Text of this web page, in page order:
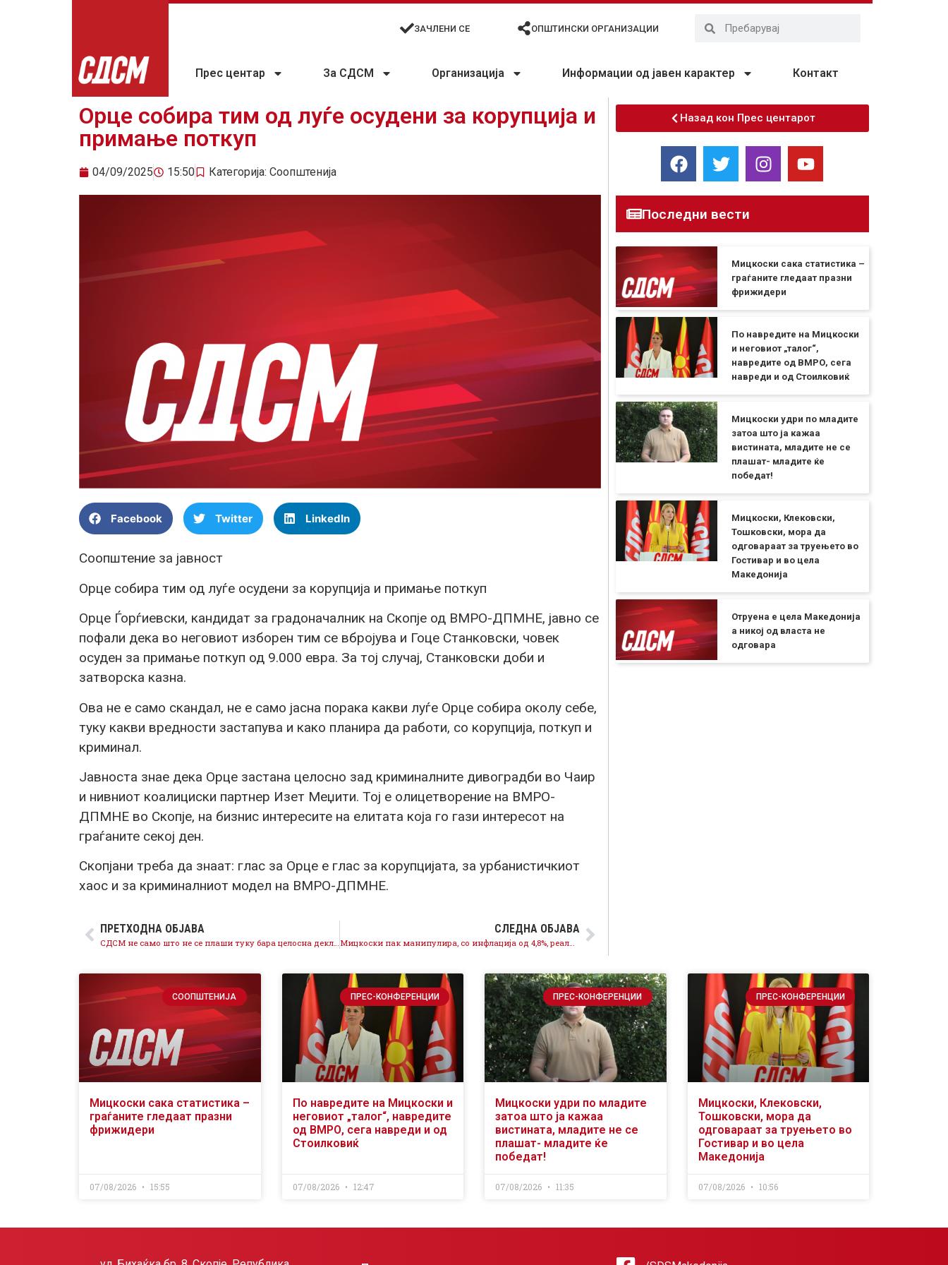
ЗАЧЛЕНИ СЕ ОПШТИНСКИ ОРГАНИЗАЦИИ
Прес центар За СДСМ Организација Информации од јавен карактер Контакт
Орце собира тим од луѓе осудени за корупција и
примање поткуп
04/09/2025 15:50 Категорија: Соопштенија
Facebook Twitter LinkedIn
Соопштение за јавност
Орце собира тим од луѓе осудени за корупција и примање поткуп
Орце Ѓорѓиевски, кандидат за градоначалник на Скопје од ВМРО-ДПМНЕ, јавно се
пофали дека во неговиот изборен тим се вбројува и Гоце Станковски, човек
осуден за примање поткуп од 9.000 евра. За тој случај, Станковски доби и
затворска казна.
Ова не е само скандал, не е само јасна порака какви луѓе Орце собира околу себе,
туку какви вредности застапува и како планира да работи, со корупција, поткуп и
криминал.
Јавноста знае дека Орце застана целосно зад криминалните дивоградби во Чаир
и нивниот коалициски партнер Изет Меџити. Тој е олицетворение на ВМРО-
ДПМНЕ во Скопје, на бизнис интересите на елитата која го гази интересот на
граѓаните секој ден.
Скопјани треба да знаат: глас за Орце е глас за корупцијата, за урбанистичкиот
хаос и за криминалниот модел на ВМРО-ДПМНЕ.
ПРЕТХОДНА ОБЈАВА СЛЕДНА ОБЈАВА
Назад кон Прес центарот
Последни вести
Мицкоски сака статистика –
граѓаните гледаат празни
фрижидери
По навредите на Мицкоски
и неговиот „талог“,
навредите од ВМРО, сега
навреди и од Стоилковиќ
Мицкоски удри по младите
затоа што ја кажаа
вистината, младите не се
плашат- младите ќе
победат!
Мицкоски, Клековски,
Тошковски, мора да
одговараат за труењето во
Гостивар и во цела
Македонија
Отруена е цела Македонија
а никој од власта не
одговара
СООПШТЕНИЈА
Мицкоски сака статистика –
граѓаните гледаат празни
фрижидери
07/08/2026 15:55
ПРЕС-КОНФЕРЕНЦИИ
По навредите на Мицкоски и
неговиот „талог“, навредите
од ВМРО, сега навреди и од
Стоилковиќ
07/08/2026 12:47
ПРЕС-КОНФЕРЕНЦИИ
Мицкоски удри по младите
затоа што ја кажаа
вистината, младите не се
плашат- младите ќе
победат!
07/08/2026 11:35
ПРЕС-КОНФЕРЕНЦИИ
Мицкоски, Клековски,
Тошковски, мора да
одговараат за труењето во
Гостивар и во цела
Македонија
07/08/2026 10:56